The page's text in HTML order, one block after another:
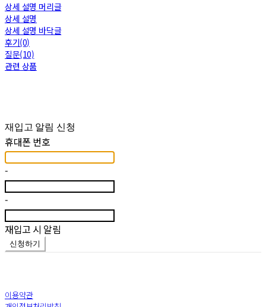
상세 설명 머리글
상세 설명
상세 설명 바닥글
후기(0)
질문(10)
관련 상품
재입고 알림 신청
휴대폰 번호
-
-
재입고 시 알림
신청하기
이용약관